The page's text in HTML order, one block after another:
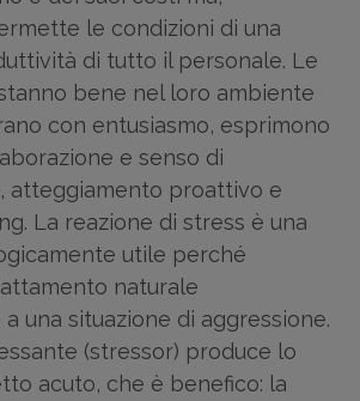
le condizioni di una
di tutto il personale. Le
bene nel loro ambiente
con entusiasmo, esprimono
e senso di
atteggiamento proattivo e
La reazione di stress è una
utile perché
naturale
a una situazione di aggressione.
(stressor) produce lo
acuto, che è benefico: la